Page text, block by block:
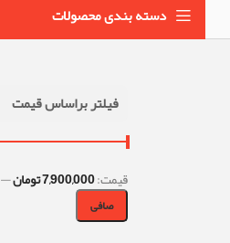
دسته بندی محصولات
فیلتر براساس قیمت
صافی
قيمت:7,900,000 تومان —